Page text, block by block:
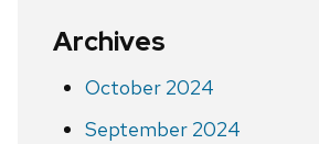
Archives
October 2024
September 2024